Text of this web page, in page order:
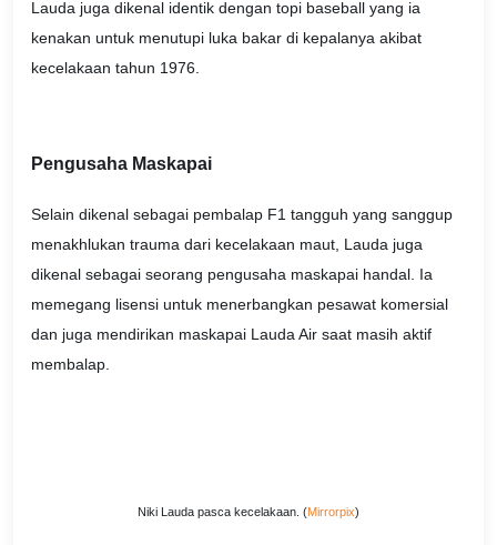
Lauda juga dikenal identik dengan topi baseball yang ia
kenakan untuk menutupi luka bakar di kepalanya akibat
kecelakaan tahun 1976.
Pengusaha Maskapai
Selain dikenal sebagai pembalap F1 tangguh yang sanggup
menakhlukan trauma dari kecelakaan maut, Lauda juga
dikenal sebagai seorang pengusaha maskapai handal. Ia
memegang lisensi untuk menerbangkan pesawat komersial
dan juga mendirikan maskapai Lauda Air saat masih aktif
membalap.
Niki Lauda pasca kecelakaan. (Mirrorpix)